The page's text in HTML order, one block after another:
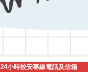
24小時校安專線電話及信箱